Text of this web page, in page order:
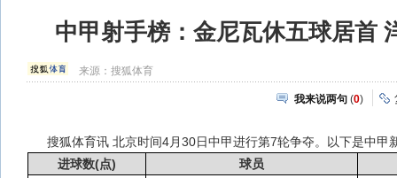
中甲射手榜：金尼瓦休五球居首
来源：搜狐体育
我来说两句 (0)
搜狐体育讯 北京时间4月30日中甲进行第7轮争夺。以下是中甲
进球数(点)
球员